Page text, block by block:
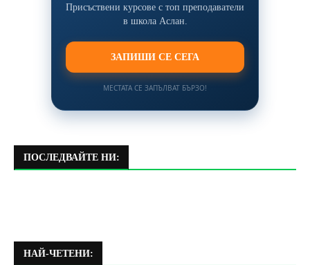
Присъствени курсове с топ преподаватели
в школа Аслан.
ЗАПИШИ СЕ СЕГА
МЕСТАТА СЕ ЗАПЪЛВАТ БЪРЗО!
ПОСЛЕДВАЙТЕ НИ:
НАЙ-ЧЕТЕНИ: